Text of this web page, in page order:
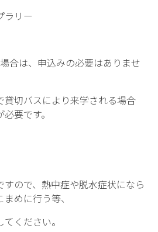
ー
は、申込みの必要はありませ
により来学される場合
要です。
ので、熱中症や脱水症状になら
めに行う等、
ください。